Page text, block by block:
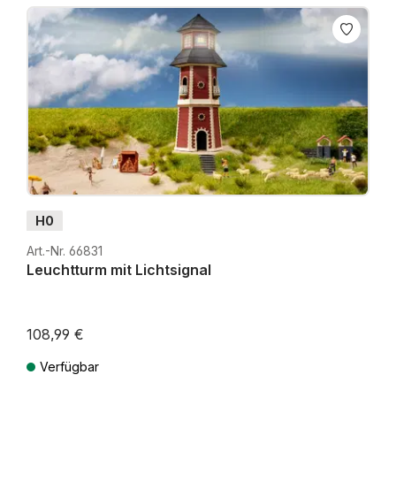
H0
Art.-Nr. 66831
Leuchtturm mit Lichtsignal
108,99 €
Verfügbar